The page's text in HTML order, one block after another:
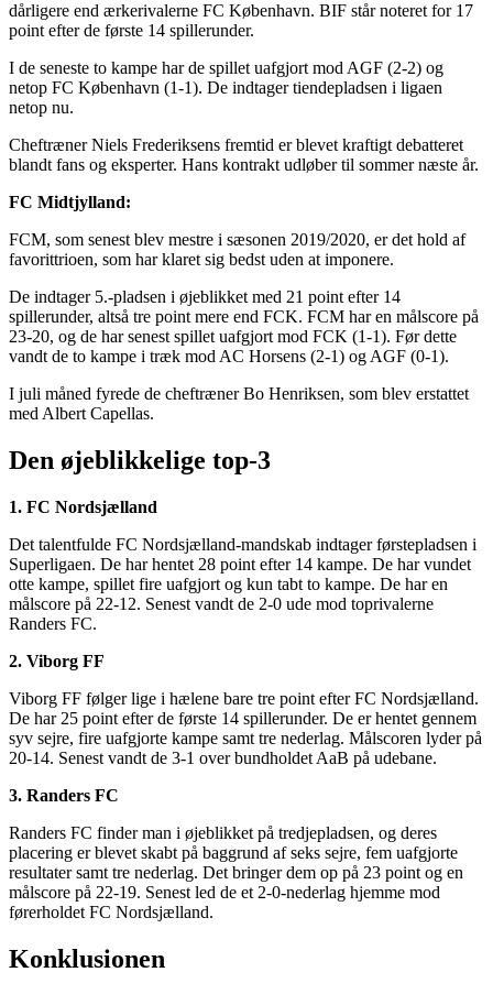
dårligere end ærkerivalerne FC København. BIF står noteret for 17
point efter de første 14 spillerunder.
I de seneste to kampe har de spillet uafgjort mod AGF (2-2) og
netop FC København (1-1). De indtager tiendepladsen i ligaen
netop nu.
Cheftræner Niels Frederiksens fremtid er blevet kraftigt debatteret
blandt fans og eksperter. Hans kontrakt udløber til sommer næste år.
FC Midtjylland:
FCM, som senest blev mestre i sæsonen 2019/2020, er det hold af
favorittrioen, som har klaret sig bedst uden at imponere.
De indtager 5.-pladsen i øjeblikket med 21 point efter 14
spillerunder, altså tre point mere end FCK. FCM har en målscore på
23-20, og de har senest spillet uafgjort mod FCK (1-1). Før dette
vandt de to kampe i træk mod AC Horsens (2-1) og AGF (0-1).
I juli måned fyrede de cheftræner Bo Henriksen, som blev erstattet
med Albert Capellas.
Den øjeblikkelige top-3
1. FC Nordsjælland
Det talentfulde FC Nordsjælland-mandskab indtager førstepladsen i
Superligaen. De har hentet 28 point efter 14 kampe. De har vundet
otte kampe, spillet fire uafgjort og kun tabt to kampe. De har en
målscore på 22-12. Senest vandt de 2-0 ude mod toprivalerne
Randers FC.
2. Viborg FF
Viborg FF følger lige i hælene bare tre point efter FC Nordsjælland.
De har 25 point efter de første 14 spillerunder. De er hentet gennem
syv sejre, fire uafgjorte kampe samt tre nederlag. Målscoren lyder på
20-14. Senest vandt de 3-1 over bundholdet AaB på udebane.
3. Randers FC
Randers FC finder man i øjeblikket på tredjepladsen, og deres
placering er blevet skabt på baggrund af seks sejre, fem uafgjorte
resultater samt tre nederlag. Det bringer dem op på 23 point og en
målscore på 22-19. Senest led de et 2-0-nederlag hjemme mod
førerholdet FC Nordsjælland.
Konklusionen